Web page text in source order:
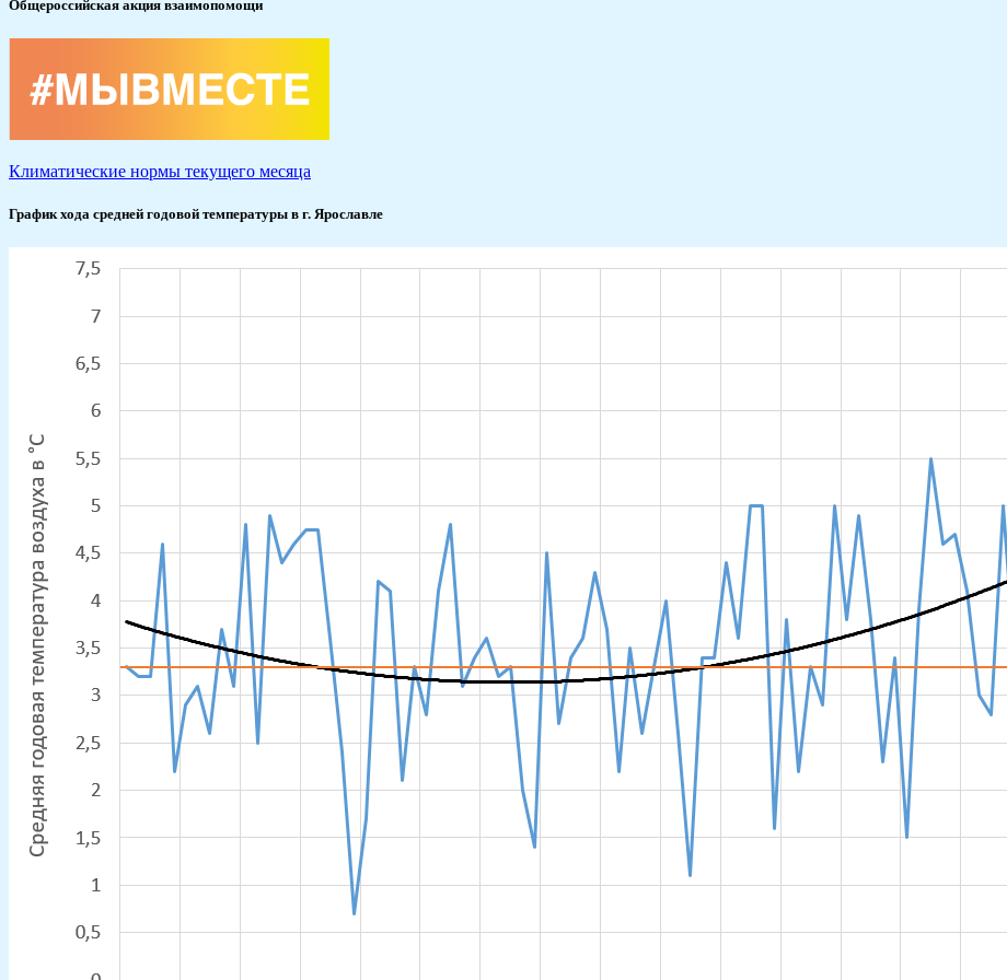
Общероссийская акция взаимопомощи
Климатические нормы текущего месяца
График хода средней годовой температуры в г. Ярославле